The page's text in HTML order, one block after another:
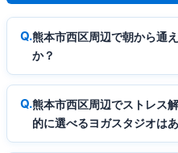
熊本市西区周辺で朝から通
か？
熊本市西区周辺でストレス
的に選べるヨガスタジオは